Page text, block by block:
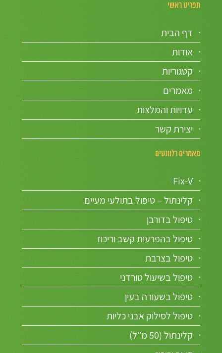
תפריט ראשי
דף הבית
אודות
קטגוריות
מאמרים
עדויות והמלצות
יצירת קשר
מאמרים רלוונטים
Fix-V
קלינתול – טיפול בתולעי מעיים
טיפול בדורבן
טיפול בהפרעות קשב וריכוז
טיפול בצרבת
טיפול בשיעול טורדני
טיפול בשעורה בעין
טיפול לסילוק אבני כליות
קלינתול (50 מ”ל)